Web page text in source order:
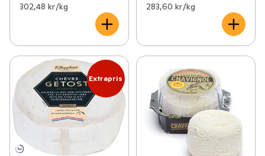
302,48 kr /kg 283,60 kr /kg
Extrapris